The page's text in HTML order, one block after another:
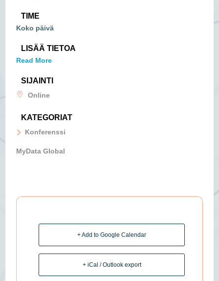
TIME
Koko päivä
LISÄÄ TIETOA
Read More
SIJAINTI
Online
KATEGORIAT
Konferenssi
MyData Global
+ Add to Google Calendar
+ iCal / Outlook export